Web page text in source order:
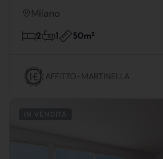
Milano
2 1 50m2
AFFITTO-MARTINELLA